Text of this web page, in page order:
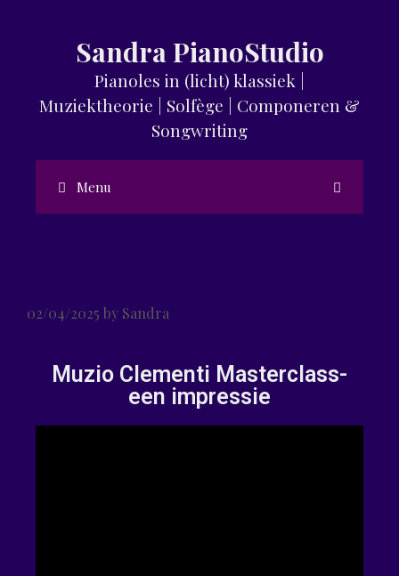
Sandra PianoStudio
Pianoles in (licht) klassiek |
Muziektheorie | Solfège | Componeren &
Songwriting
Menu
02/04/2025 by Sandra
Muzio Clementi Masterclass-
een impressie